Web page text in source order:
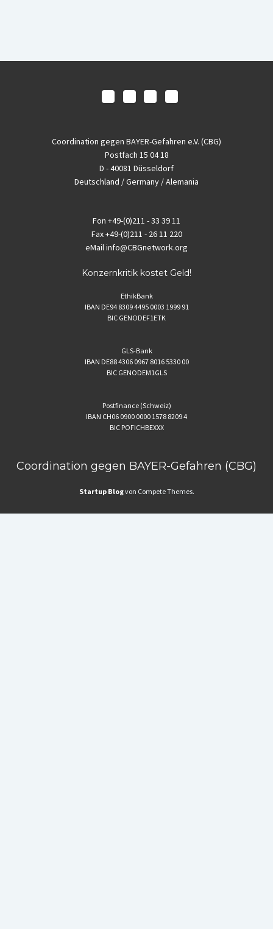
Coordination gegen BAYER-Gefahren e.V. (CBG)
Postfach 15 04 18
D - 40081 Düsseldorf
Deutschland / Germany / Alemania
Fon +49-(0)211 - 33 39 11
Fax+49-(0)211 - 26 11 220
eMailinfo@CBGnetwork.org
Konzernkritik kostet Geld!
EthikBank
IBAN DE94 8309 4495 0003 1999 91
BIC GENODEF1ETK
GLS-Bank
IBAN DE88 4306 0967 8016 5330 00
BIC GENODEM1GLS
Postfinance (Schweiz)
IBAN CH06 0900 0000 1578 8209 4
BIC POFICHBEXXX
Coordination gegen BAYER-Gefahren (CBG)
Startup Blogvon Compete Themes.